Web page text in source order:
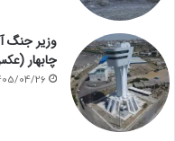
وزیر جنگ
چابهار
04/26